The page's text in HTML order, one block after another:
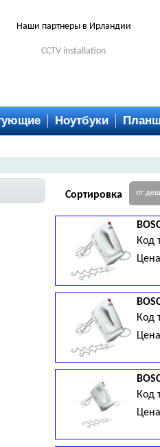
Наши партнеры в Ирландии
CCTV installation
Ноутбуки
Сортировка от
Код
Код
Код